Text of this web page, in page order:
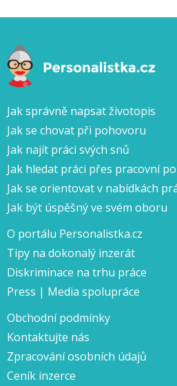
Jak správně napsat životopis
Jak se chovat při pohovoru
Jak najít práci svých snů
Jak hledat práci přes pracovní
Jak se orientovat v nabídkách
Jak být úspěšný ve svém oboru
O portálu Personalistka.cz
Tipy na dokonalý inzerát
Diskriminace na trhu práce
Press | Media spolupráce
Obchodní podmínky
Kontaktujte nás
Zpracování osobních údajů
Ceník inzerce